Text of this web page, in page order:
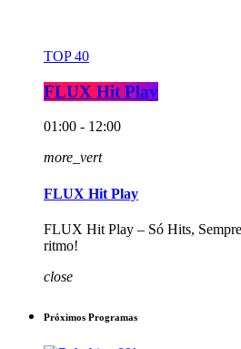
TOP 40
FLUX Hit Play
01:00 - 12:00
more_vert
FLUX Hit Play
FLUX Hit Play – Só Hits,
ritmo!
close
Próximos Programas